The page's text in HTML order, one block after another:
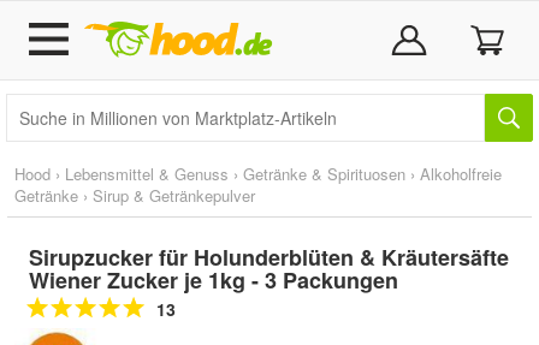
Hood › Lebensmittel & Genuss › Getränke & Spirituosen › Alkoholfreie
Getränke › Sirup & Getränkepulver
Sirupzucker für Holunderblüten & Kräutersäfte
Wiener Zucker je 1kg - 3 Packungen
13